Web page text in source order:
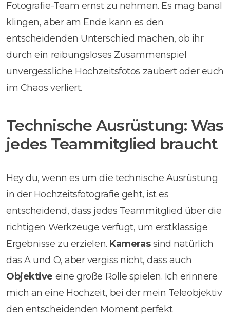
Fotografie-Team ernst zu nehmen. Es mag banal
klingen, aber am Ende kann es den
entscheidenden Unterschied machen, ob ihr
durch ein reibungsloses Zusammenspiel
unvergessliche Hochzeitsfotos zaubert oder euch
im Chaos verliert.
Technische Ausrüstung: Was
jedes Teammitglied braucht
Hey du, wenn es um die technische Ausrüstung
in der Hochzeitsfotografie geht, ist es
entscheidend, dass jedes Teammitglied über die
richtigen Werkzeuge verfügt, um erstklassige
Ergebnisse zu erzielen. Kamerassind natürlich
das A und O, aber vergiss nicht, dass auch
Objektive eine große Rolle spielen. Ich erinnere
mich an eine Hochzeit, bei der mein Teleobjektiv
den entscheidenden Moment perfekt